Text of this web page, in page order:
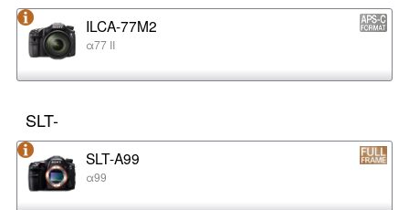
ILCA-77M2
α77 II
SLT-
SLT-A99
α99